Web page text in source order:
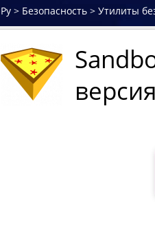
> Безопасность> Утилиты
версия